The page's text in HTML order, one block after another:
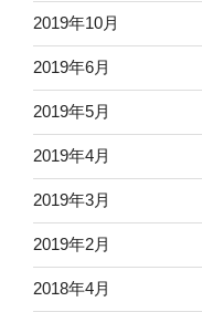
2019年10月
2019年6月
2019年5月
2019年4月
2019年3月
2019年2月
2018年4月